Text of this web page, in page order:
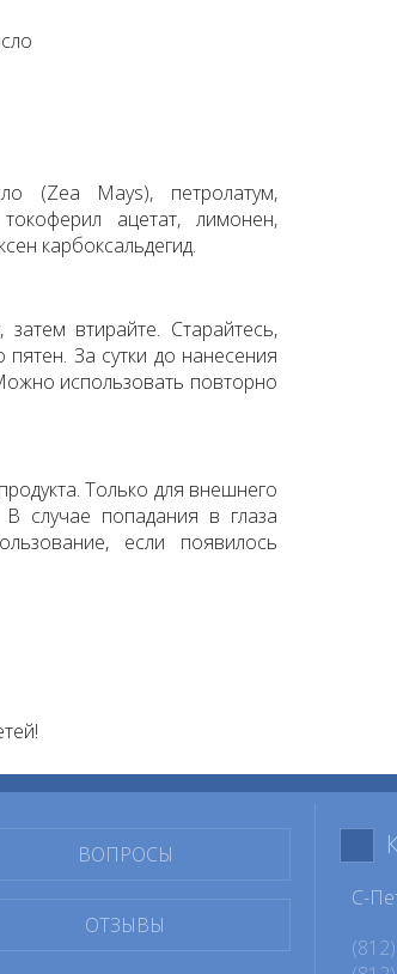
(Zea Mays), петролатум,
ацетат, лимонен,
карбоксальдегид.
втирайте. Старайтесь,
За сутки до нанесения
использовать повторно
Только для внешнего
В случае попадания в глаза
если появилось
ВОПРОСЫ
ОТЗЫВЫ
С-
(812)